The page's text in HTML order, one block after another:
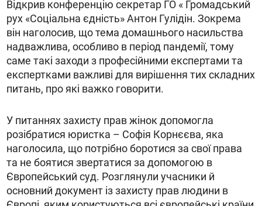
Відкрив конференцію секретар ГО « Громадський
рух «Соціальна єдність» Антон Гулідін. Зокрема
він наголосив, що тема домашнього насильства
надважлива, особливо в період пандемії, тому
саме такі заходи з професійними експертами та
експертками важливі для вирішення тих складних
питань, про які важко говорити.
У питаннях захисту прав жінок допомогла
розібратися юристка – Софія Корнєєва, яка
наголосила, що потрібно боротися за свої права
та не боятися звертатися за допомогою в
Європейський суд. Розглянули учасники й
основний документ із захисту прав людини в